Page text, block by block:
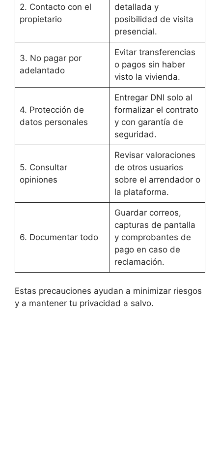
2. Contacto con el
propietario
detallada y
posibilidad de visita
presencial.
3. No pagar por
adelantado
Evitar transferencias
o pagos sin haber
visto la vivienda.
4. Protección de
datos personales
Entregar DNI solo al
formalizar el contrato
y con garantía de
seguridad.
5. Consultar
opiniones
Revisar valoraciones
de otros usuarios
sobre el arrendador o
la plataforma.
6. Documentar todo
Guardar correos,
capturas de pantalla
y comprobantes de
pago en caso de
reclamación.
Estas precauciones ayudan a minimizar riesgos
y a mantener tu privacidad a salvo.